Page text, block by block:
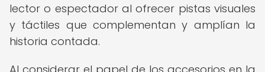
lector o espectador al ofrecer pistas visuales
y táctiles que complementan y amplían la
historia contada.